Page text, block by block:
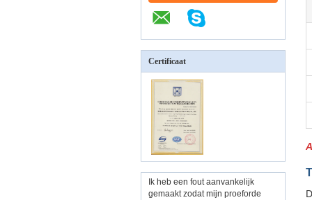
Certificaat
Ik heb een fout aanvankelijk
gemaakt zodat mijn proeforde